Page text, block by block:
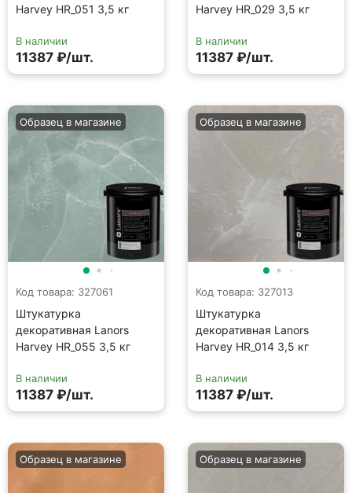
Harvey HR_051 3,5 кг
В наличии
11387 ₽/шт.
Harvey HR_029 3,5 кг
В наличии
11387 ₽/шт.
Код товара: 327061
Штукатурка
декоративная Lanors
Harvey HR_055 3,5 кг
Образец в магазине
В наличии
11387 ₽/шт.
Код товара: 327013
Штукатурка
декоративная Lanors
Harvey HR_014 3,5 кг
Образец в магазине
В наличии
11387 ₽/шт.
Образец в магазине Образец в магазине